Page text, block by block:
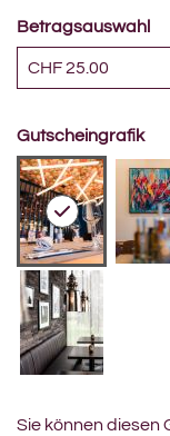
Betragsauswahl
Gutscheingrafik
Sie können diesen